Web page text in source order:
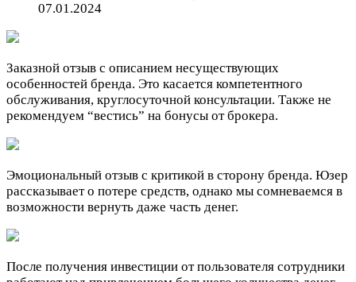
07.01.2024
Заказной отзыв с описанием несуществующих
особенностей бренда. Это касается компетентного
обслуживания, круглосуточной консультации. Также не
рекомендуем “вестись” на бонусы от брокера.
Эмоциональный отзыв с критикой в сторону бренда. Юзер
рассказывает о потере средств, однако мы сомневаемся в
возможности вернуть даже часть денег.
После получения инвестиции от пользователя сотрудники